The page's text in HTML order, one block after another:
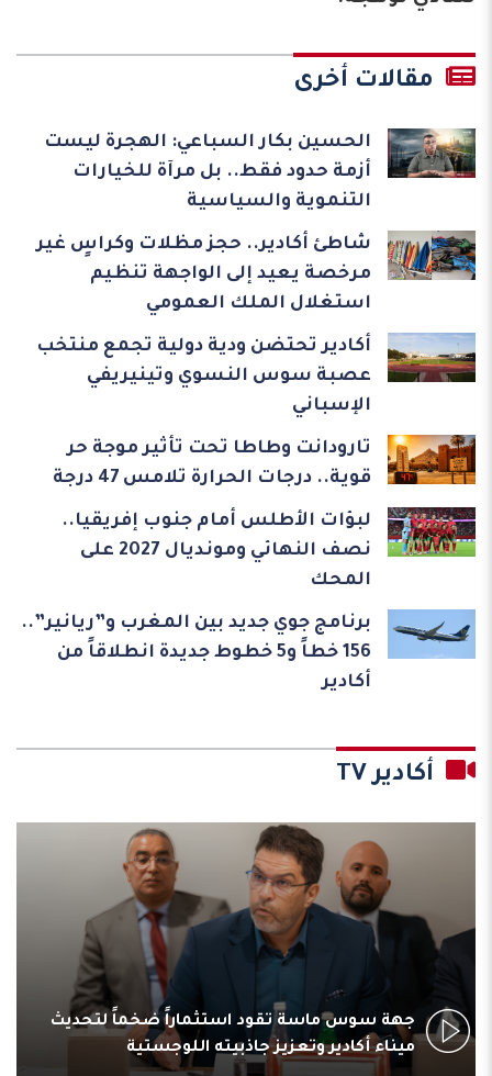
مقالات أخرى
الحسين بكار السباعي: الهجرة ليست
أزمة حدود فقط.. بل مرآة للخيارات
التنموية والسياسية
شاطئ أكادير.. حجز مظلات وكراسٍ غير
مرخصة يعيد إلى الواجهة تنظيم
استغلال الملك العمومي
أكادير تحتضن ودية دولية تجمع منتخب
عصبة سوس النسوي وتينيريفي
الإسباني
تارودانت وطاطا تحت تأثير موجة حر
قوية.. درجات الحرارة تلامس 47 درجة
لبؤات الأطلس أمام جنوب إفريقيا..
نصف النهائي ومونديال 2027 على
المحك
برنامج جوي جديد بين المغرب و”ريانير”..
156 خطاً و5 خطوط جديدة انطلاقاً من
أكادير
أكادير TV
جهة سوس ماسة تقود استثماراً ضخماً لتحديث
ميناء أكادير وتعزيز جاذبيته اللوجستية